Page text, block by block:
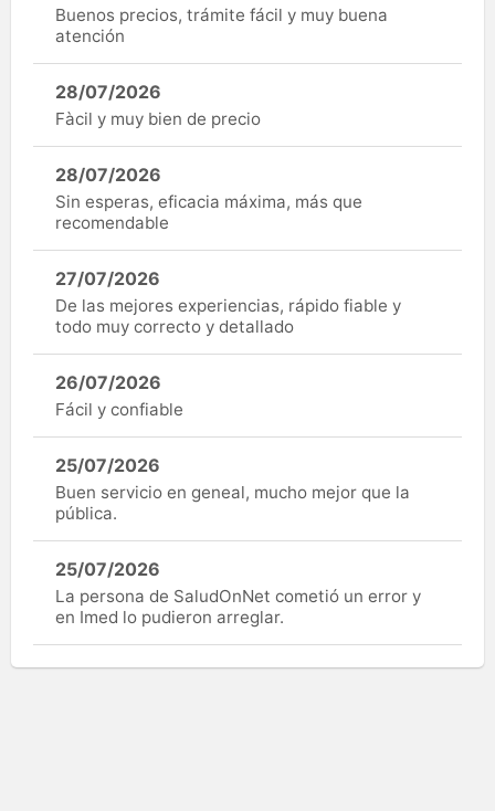
Buenos precios, trámite fácil y muy buena
atención
28/07/2026
Fàcil y muy bien de precio
28/07/2026
Sin esperas, eficacia máxima, más que
recomendable
27/07/2026
De las mejores experiencias, rápido fiable y
todo muy correcto y detallado
26/07/2026
Fácil y confiable
25/07/2026
Buen servicio en geneal, mucho mejor que la
pública.
25/07/2026
La persona de SaludOnNet cometió un error y
en Imed lo pudieron arreglar.